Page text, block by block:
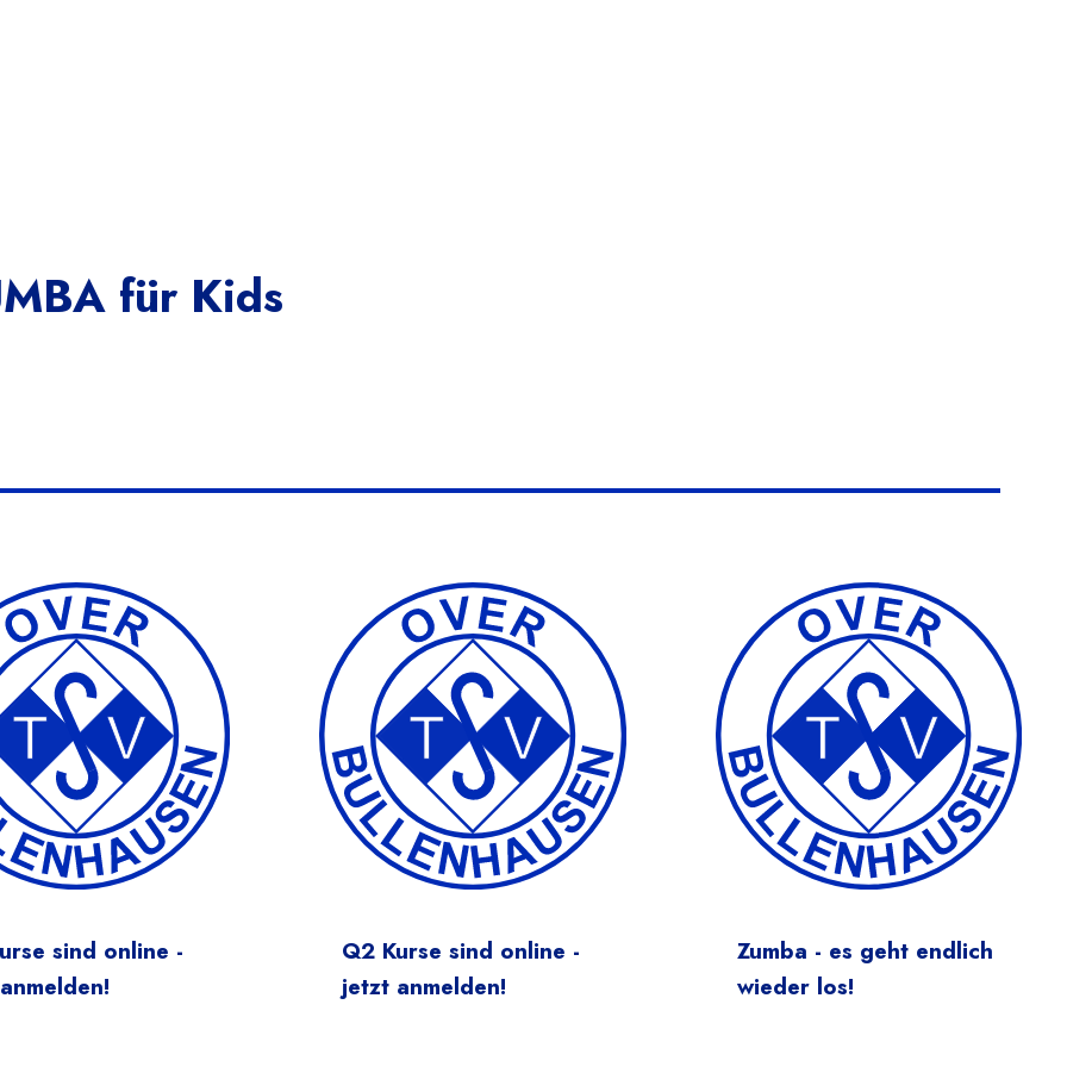
für Kids
sind online -
Q2 Kurse sind online -
jetzt anmelden!
Zumba - es geht endlich
wieder los!